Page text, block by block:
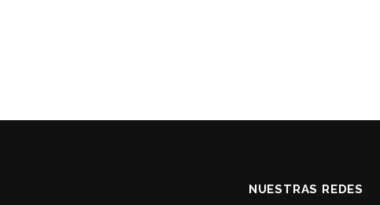
NUESTRAS REDES